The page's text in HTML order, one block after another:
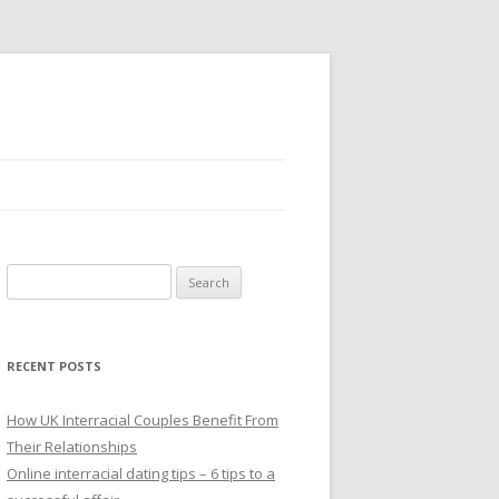
e
r
h
f
o
RECENT POSTS
How UK Interracial Couples Benefit From
Their Relationships
Online interracial dating tips – 6 tips to a